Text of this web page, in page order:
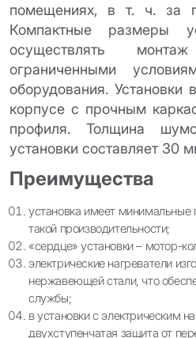
помещениях, в т. ч. за
Компактные размеры
осуществлять
ограниченными
оборудования. Установки
корпусе с прочным
профиля. Толщина
установки составляет 30
Преимущества
установка имеет минимальные
такой производительности;
«сердце» установки – мотор-
электрические нагреватели
нержавеющей стали, что
службы;
в установки с электрическим
двухступенчатая защита от